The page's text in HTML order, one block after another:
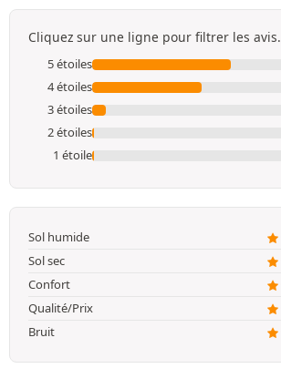
Cliquez sur une ligne pour filtrer les avis.
5 étoiles
4 étoiles
3 étoiles
2 étoiles
1 étoile
Sol humide
Sol sec
Confort
Qualité/Prix
Bruit